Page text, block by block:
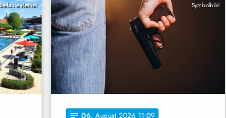
Remel Symbolbild
notes 06. August 2026 11:09